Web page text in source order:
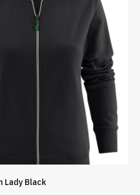
Lady Black